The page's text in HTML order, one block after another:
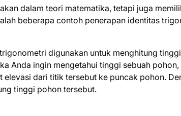
dalam teori matematika, tetapi juga
beberapa contoh penerapan identitas
digunakan untuk menghitung
Anda ingin mengetahui tinggi sebuah
dari titik tersebut ke puncak pohon.
tinggi pohon tersebut.